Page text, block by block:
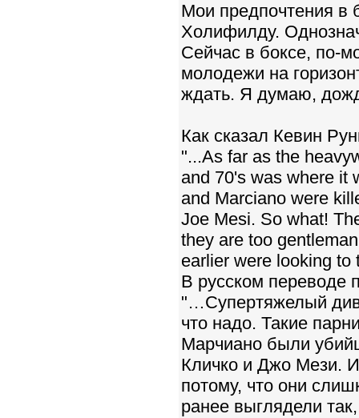
Мои предпочтения в
Холифилду.
Сейчас в боксе, по-
молодежи на
ждать. Я думаю,
Как сказал Кевин
"...As far as the
and 70's was where it
and Marciano were
Joe Mesi. So what!
they are too
earlier were looking to
В русском переводе
"…Супертяжелый
что надо. Такие
Марчиано были
Кличко и Джо Мези.
потому, что они
ранее выглядели